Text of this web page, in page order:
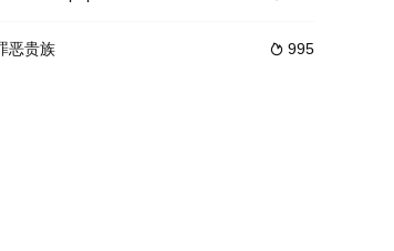
家长大，泰山敏捷得跟猿猴一样，结交很多的森林朋友。
对方的剧情不满意.在一个晚上,关顾俊起来看到女编导
 995
恶贵族